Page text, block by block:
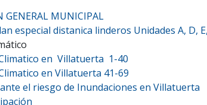
MUNICIPAL
especial distanica linderos Unidades A, D, E,
en Villatuerta 1-40
en Villatuerta 41-69
el riesgo de Inundaciones en Villatuerta